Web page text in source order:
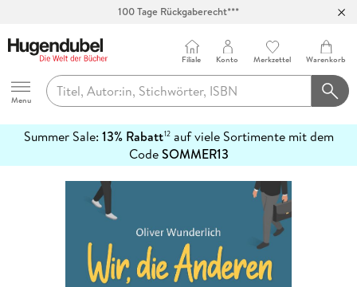
100 Tage Rückgaberecht***
Hugendubel
Menu
Filiale Konto Merkzettel Warenkorb
Summer Sale: 13% Rabatt12auf viele Sortimente mit dem
CodeSOMMER13
erfahren